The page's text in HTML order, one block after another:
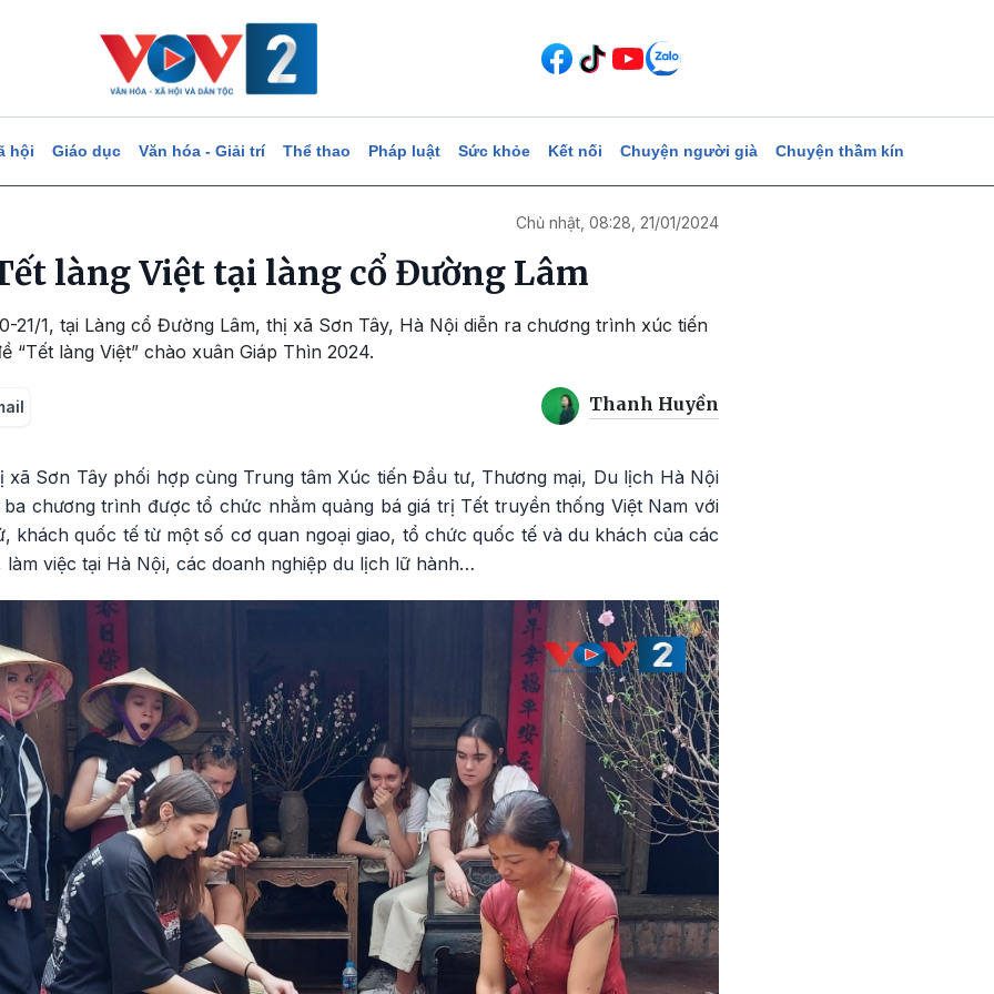
hội Giáo dục Văn hóa - Giải trí Thể thao Pháp luật Sức khỏe Kết nối Chuyện người già Chuyện thầm kín
Chủ nhật, 08:28, 21/01/2024
làng Việt tại làng cổ Đường Lâm
21/1, tại Làng cổ Đường Lâm, thị xã Sơn Tây, Hà Nội diễn ra chương trình xúc tiến
“Tết làng Việt” chào xuân Giáp Thìn 2024.
Thanh Huyền
xã Sơn Tây phối hợp cùng Trung tâm Xúc tiến Đầu tư, Thương mại, Du lịch Hà Nội
chương trình được tổ chức nhằm quảng bá giá trị Tết truyền thống Việt Nam với
khách quốc tế từ một số cơ quan ngoại giao, tổ chức quốc tế và du khách của các
việc tại Hà Nội, các doanh nghiệp du lịch lữ hành…